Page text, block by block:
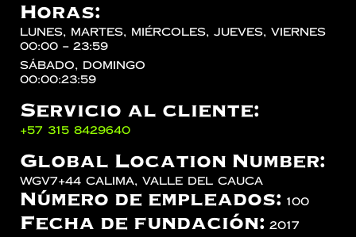
Horas:
lunes, martes, miércoles, jueves, viernes
00:00 – 23:59
sábado, domingo
00:00:23:59
Servicio al cliente:
‪+57 315 8429640‬
Global Location Number:
WGV7+44 Calima, Valle del Cauca
Número de empleados: 100
Fecha de fundación: 2017